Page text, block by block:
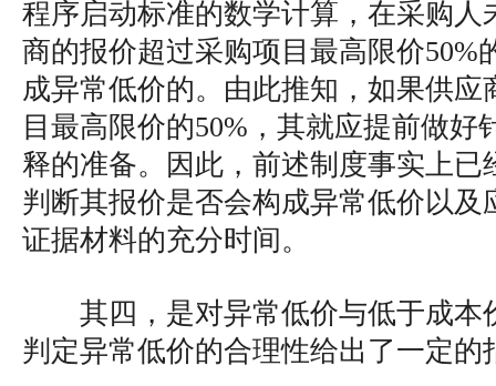
程序启动标准的数学计算，在采购人
商的报价超过采购项目最高限价50%
成异常低价的。由此推知，如果供应
目最高限价的50%，其就应提前做好
释的准备。因此，前述制度事实上已
判断其报价是否会构成异常低价以及
证据材料的充分时间。
其四，是对异常低价与低于成本
判定异常低价的合理性给出了一定的